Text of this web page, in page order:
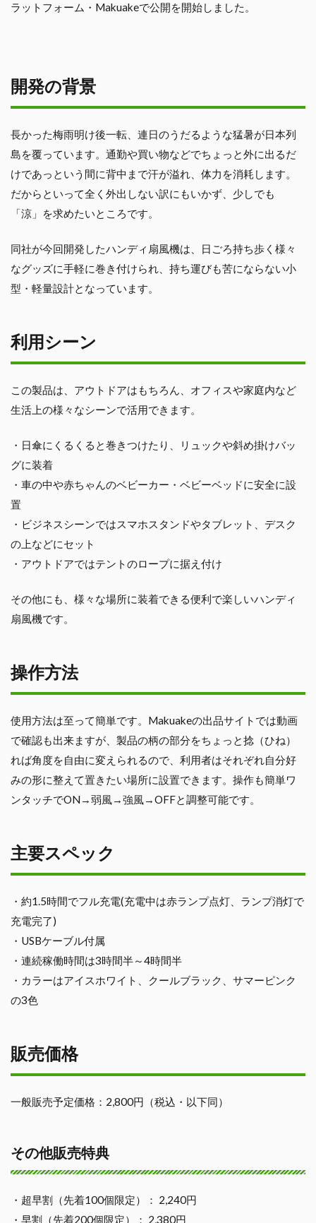
ラットフォーム・Makuakeで公開を開始しました。
開発の背景
長かった梅雨明け後一転、連日のうだるような猛暑が日本列
島を覆っています。通勤や買い物などでちょっと外に出るだ
けであっという間に背中まで汗が溢れ、体力を消耗します。
だからといって全く外出しない訳にもいかず、少しでも
「涼」を求めたいところです。
同社が今回開発したハンディ扇風機は、日ごろ持ち歩く様々
なグッズに手軽に巻き付けられ、持ち運びも苦にならない小
型・軽量設計となっています。
利用シーン
この製品は、アウトドアはもちろん、オフィスや家庭内など
生活上の様々なシーンで活用できます。
・日傘にくるくると巻きつけたり、リュックや斜め掛けバッ
グに装着
・車の中や赤ちゃんのベビーカー・ベビーベッドに安全に設
置
・ビジネスシーンではスマホスタンドやタブレット、デスク
の上などにセット
・アウトドアではテントのロープに据え付け
その他にも、様々な場所に装着できる便利で楽しいハンディ
扇風機です。
操作方法
使用方法は至って簡単です。Makuakeの出品サイトでは動画
で確認も出来ますが、製品の柄の部分をちょっと捻（ひね）
れば角度を自由に変えられるので、利用者はそれぞれ自分好
みの形に整えて置きたい場所に設置できます。操作も簡単ワ
ンタッチでON→弱風→強風→OFFと調整可能です。
主要スペック
・約1.5時間でフル充電(充電中は赤ランプ点灯、ランプ消灯で
充電完了)
・USBケーブル付属
・連続稼働時間は3時間半～4時間半
・カラーはアイスホワイト、クールブラック、サマーピンク
の3色
販売価格
一般販売予定価格：2,800円（税込・以下同）
その他販売特典
・超早割（先着100個限定）： 2,240円
・早割（先着200個限定）： 2,380円